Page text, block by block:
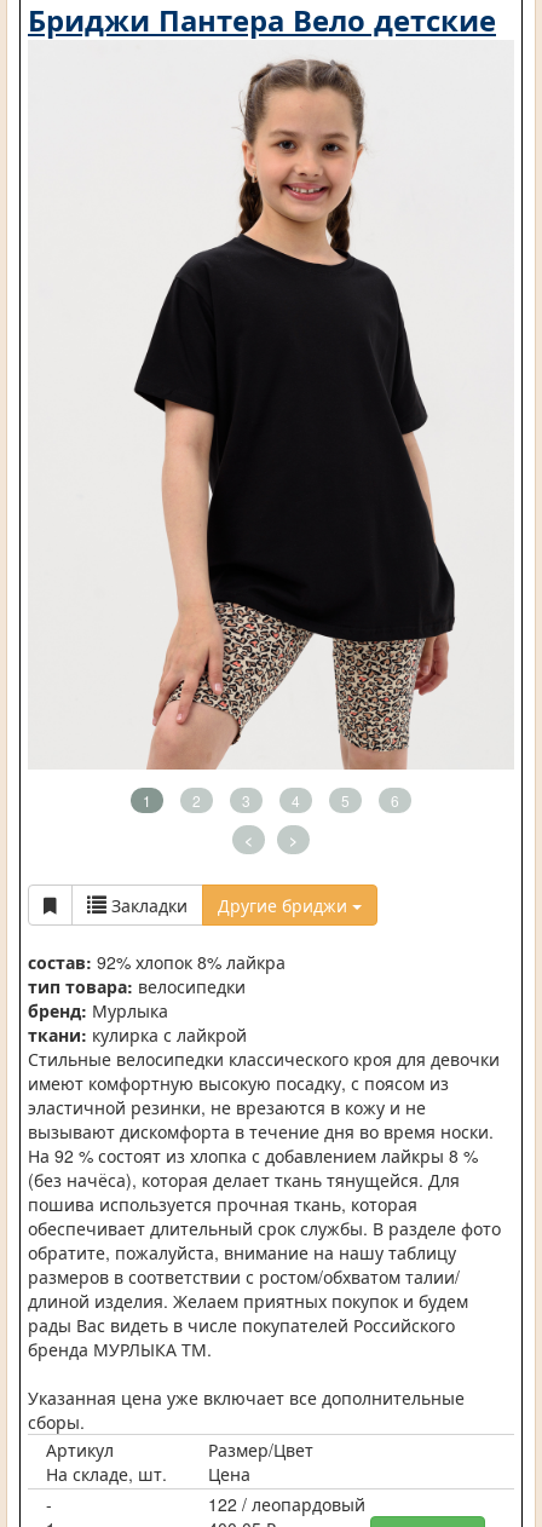
Бриджи Пантера Вело детские
1 2 3 4 5 6
< >
Закладки Другие бриджи
состав: 92% хлопок 8% лайкра
тип товара: велосипедки
бренд: Мурлыка
ткани: кулирка с лайкрой
Стильные велосипедки классического кроя для девочки
имеют комфортную высокую посадку, с поясом из
эластичной резинки, не врезаются в кожу и не
вызывают дискомфорта в течение дня во время носки.
На 92 % состоят из хлопка с добавлением лайкры 8 %
(без начёса), которая делает ткань тянущейся. Для
пошива используется прочная ткань, которая
обеспечивает длительный срок службы. В разделе фото
обратите, пожалуйста, внимание на нашу таблицу
размеров в соответствии с ростом/обхватом талии/
длиной изделия. Желаем приятных покупок и будем
рады Вас видеть в числе покупателей Российского
бренда МУРЛЫКА ТМ.
Указанная цена уже включает все дополнительные
сборы.
Артикул
Размер/Цвет
На складе, шт.
Цена
-
122 / леопардовый